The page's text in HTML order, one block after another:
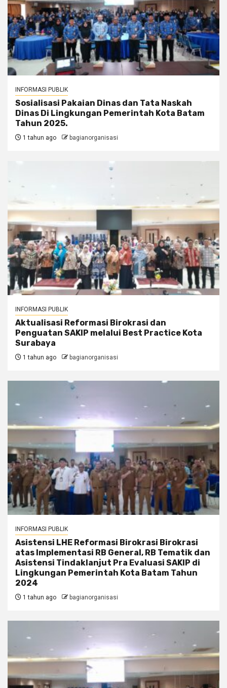
INFORMASI PUBLIK
Sosialisasi Pakaian Dinas dan Tata Naskah
Dinas Di Lingkungan Pemerintah Kota Batam
Tahun 2025.
1 tahun ago bagianorganisasi
INFORMASI PUBLIK
Aktualisasi Reformasi Birokrasi dan
Penguatan SAKIP melalui Best Practice Kota
Surabaya
1 tahun ago bagianorganisasi
INFORMASI PUBLIK
Asistensi LHE Reformasi Birokrasi Birokrasi
atas Implementasi RB General, RB Tematik dan
Asistensi Tindaklanjut Pra Evaluasi SAKIP di
Lingkungan Pemerintah Kota Batam Tahun
2024
1 tahun ago bagianorganisasi